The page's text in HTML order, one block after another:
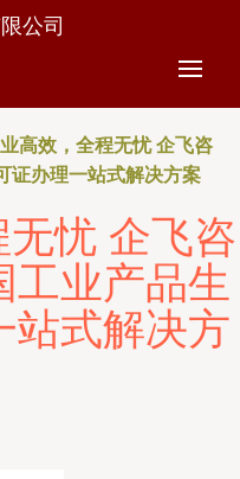
公司
高效，全程无忧 企飞咨
证办理一站式解决方案
忧 企飞咨
工业产品生
站式解决方